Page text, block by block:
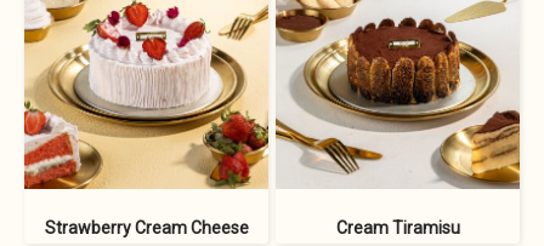
Strawberry Cream Cheese Cream Tiramisu